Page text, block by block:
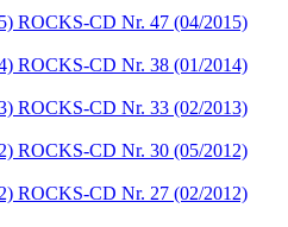
ROCKS-CD Nr. 47 (04/2015)
ROCKS-CD Nr. 38 (01/2014)
ROCKS-CD Nr. 33 (02/2013)
ROCKS-CD Nr. 30 (05/2012)
ROCKS-CD Nr. 27 (02/2012)